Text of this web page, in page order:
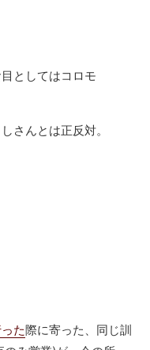
としてはコロモ
さんとは正反対。
た際に寄った、同じ訓